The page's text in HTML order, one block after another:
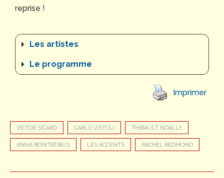
reprise !
Les artistes
Le programme
Imprimer
VICTOR SICARD CARLO VISTOLI THIBAULT NOALLY
ANNA BONITATIBUS LES ACCENTS RACHEL REDMOND